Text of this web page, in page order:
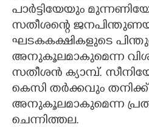
പാര്‍ട്ടിയേയും
സതീശന്റെ
ഘടകകക്ഷികളുടെ
അനുകൂലമാകുമെന്ന
സതീശന്‍ ക്യാമ്പ്.
കെസി തര്‍ക്കവും തനിക്ക്
അനുകൂലമാകുമെന്ന
ചെന്നിത്തല.